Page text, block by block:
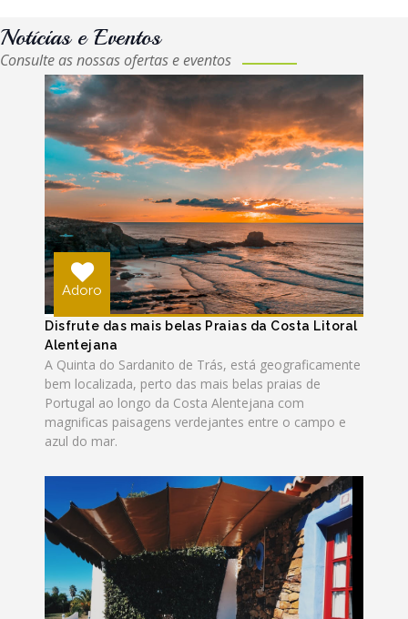
Notícias e Eventos
Consulte as nossas ofertas e eventos
Adoro
Disfrute das mais belas Praias da Costa Litoral
Alentejana
A Quinta do Sardanito de Trás, está geograficamente
bem localizada, perto das mais belas praias de
Portugal ao longo da Costa Alentejana com
magnificas paisagens verdejantes entre o campo e
azul do mar.